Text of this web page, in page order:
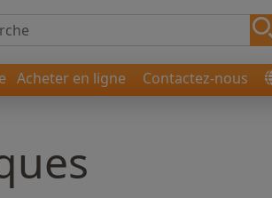
Acheter en ligne Contactez-nous